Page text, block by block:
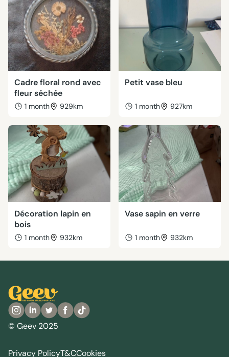
Cadre floral rond avec
fleur séchée
1 month 929km
Petit vase bleu
1 month 927km
Décoration lapin en
bois
1 month 932km
Vase sapin en verre
1 month 932km
© Geev 2025
Privacy PolicyT&CCookies